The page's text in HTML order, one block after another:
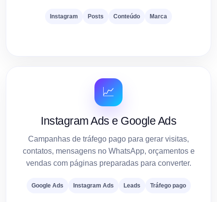
Instagram Posts Conteúdo Marca
📈
Instagram Ads e Google Ads
Campanhas de tráfego pago para gerar visitas,
contatos, mensagens no WhatsApp, orçamentos e
vendas com páginas preparadas para converter.
Google Ads Instagram Ads Leads Tráfego pago